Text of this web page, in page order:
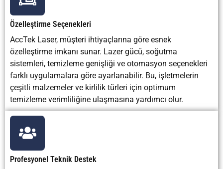
Özelleştirme Seçenekleri
AccTek Laser, müşteri ihtiyaçlarına göre esnek
özelleştirme imkanı sunar. Lazer gücü, soğutma
sistemleri, temizleme genişliği ve otomasyon seçenekleri
farklı uygulamalara göre ayarlanabilir. Bu, işletmelerin
çeşitli malzemeler ve kirlilik türleri için optimum
temizleme verimliliğine ulaşmasına yardımcı olur.
Profesyonel Teknik Destek